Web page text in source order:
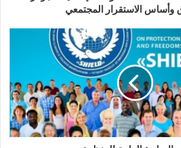
وأساس الاستقرار المجتمعي